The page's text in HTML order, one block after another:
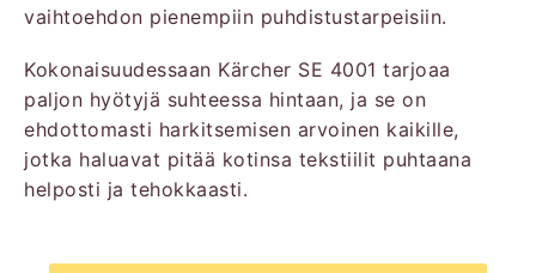
vaihtoehdon pienempiin puhdistustarpeisiin.
Kokonaisuudessaan Kärcher SE 4001 tarjoaa
paljon hyötyjä suhteessa hintaan, ja se on
ehdottomasti harkitsemisen arvoinen kaikille,
jotka haluavat pitää kotinsa tekstiilit puhtaana
helposti ja tehokkaasti.